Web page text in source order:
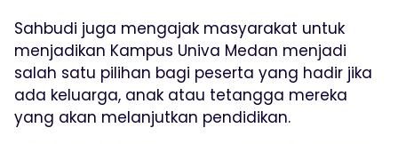
Sahbudi juga mengajak masyarakat untuk
menjadikan Kampus Univa Medan menjadi
salah satu pilihan bagi peserta yang hadir jika
ada keluarga, anak atau tetangga mereka
yang akan melanjutkan pendidikan.